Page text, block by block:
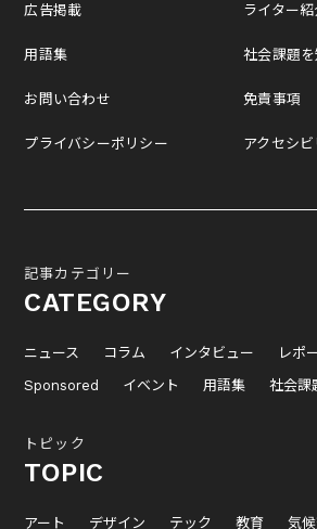
広告掲載
用語集
お問い合わせ
プライバシーポリシー
ライター紹
社会課題を
免責事項
アクセシ
記事カテゴリー
CATEGORY
ニュース コラム インタビュー レポ
Sponsored
イベント 用語集 社会課
トピック
TOPIC
アート デザイン テック 教育 気